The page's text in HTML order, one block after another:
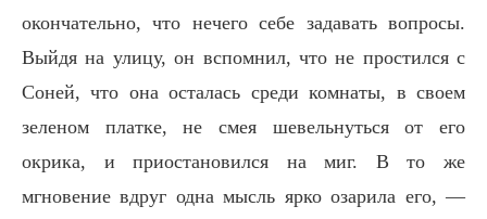
окончательно, что нечего себе задавать вопросы.
Выйдя на улицу, он вспомнил, что не простился с
Соней, что она осталась среди комнаты, в своем
зеленом платке, не смея шевельнуться от его
окрика, и приостановился на миг. В то же
мгновение вдруг одна мысль ярко озарила его, —